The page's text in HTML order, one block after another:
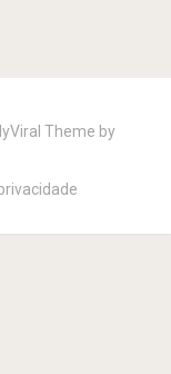
Theme by